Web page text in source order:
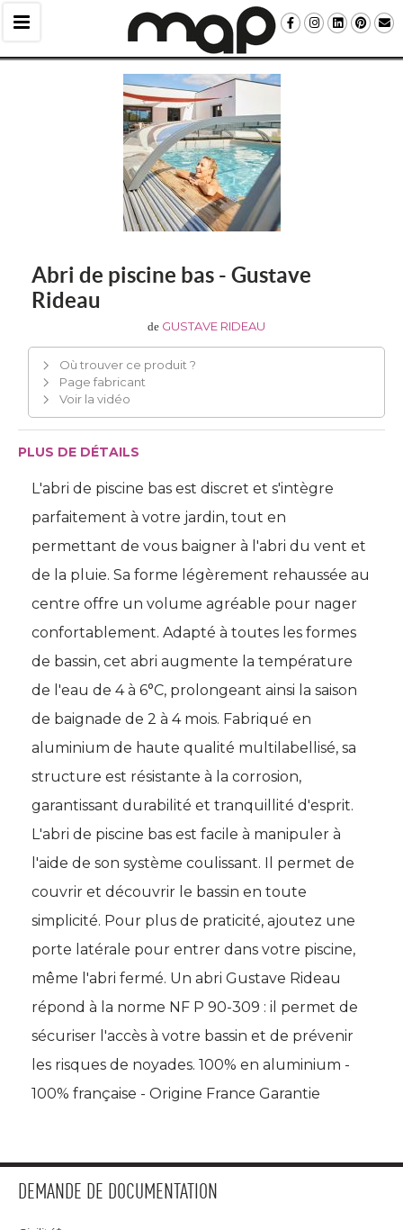
Abri de piscine bas - Gustave
Rideau
de GUSTAVE RIDEAU
Où trouver ce produit ?
Page fabricant
Voir la vidéo
PLUS DE DÉTAILS
L'abri de piscine bas est discret et s'intègre
parfaitement à votre jardin, tout en
permettant de vous baigner à l'abri du vent et
de la pluie. Sa forme légèrement rehaussée au
centre offre un volume agréable pour nager
confortablement. Adapté à toutes les formes
de bassin, cet abri augmente la température
de l'eau de 4 à 6°C, prolongeant ainsi la saison
de baignade de 2 à 4 mois. Fabriqué en
aluminium de haute qualité multilabellisé, sa
structure est résistante à la corrosion,
garantissant durabilité et tranquillité d'esprit.
L'abri de piscine bas est facile à manipuler à
l'aide de son système coulissant. Il permet de
couvrir et découvrir le bassin en toute
simplicité. Pour plus de praticité, ajoutez une
porte latérale pour entrer dans votre piscine,
même l'abri fermé. Un abri Gustave Rideau
répond à la norme NF P 90-309 : il permet de
sécuriser l'accès à votre bassin et de prévenir
les risques de noyades. 100% en aluminium -
100% française - Origine France Garantie
DEMANDE DE DOCUMENTATION